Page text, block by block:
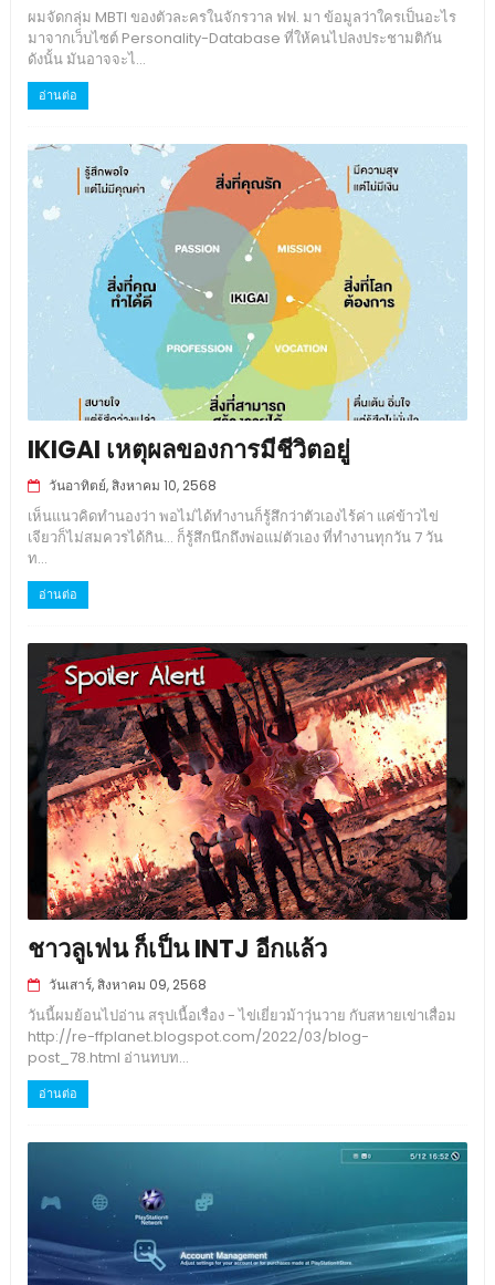
ผมจัดกลุ่ม MBTI ของตัวละครในจักรวาล ฟฟ. มา ข้อมูลว่าใครเป็นอะไร
มาจากเว็บไซต์ Personality-Database ที่ให้คนไปลงประชามติกัน
ดังนั้น มันอาจจะไ...
อ่านต่อ
IKIGAI เหตุผลของการมีชีวิตอยู่
วันอาทิตย์, สิงหาคม 10, 2568
เห็นแนวคิดทำนองว่า พอไม่ได้ทำงานก็รู้สึกว่าตัวเองไร้ค่า แค่ข้าวไข่
เจียวก็ไม่สมควรได้กิน... ก็รู้สึกนึกถึงพ่อแม่ตัวเอง ที่ทำงานทุกวัน 7 วัน
ท...
อ่านต่อ
ชาวลูเฟน ก็เป็น INTJ อีกแล้ว
วันเสาร์, สิงหาคม 09, 2568
วันนี้ผมย้อนไปอ่าน สรุปเนื้อเรื่อง - ไข่เยี่ยวม้าวุ่นวาย กับสหายเข่าเสื่อม
http://re-ffplanet.blogspot.com/2022/03/blog-
post_78.html อ่านทบท...
อ่านต่อ